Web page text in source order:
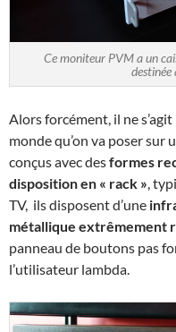
Ce moniteur PVM a un
destinée
Alors forcément, il ne
monde qu’on va poser sur
conçus avec desformes
disposition en « rack »,
TV, ils disposent d’une
métallique extrêmement
panneau de boutons pas
l’utilisateur lambda.